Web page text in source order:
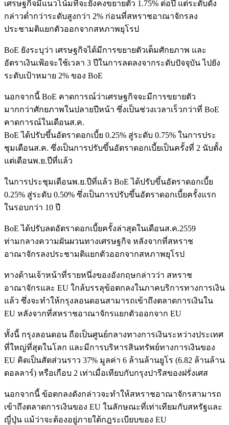
เศรษฐกิจมีแนวโน้มที่จะยังคงขยายตัว 1.75% ต่อปี แต่ระดับดัง
กล่าวต่ำกว่าระดับสูงกว่า 2% ก่อนที่สหราชอาณาจักรลง
ประชามติแยกตัวออกจากสหภาพยุโรป
BoE ยังระบุว่า เศรษฐกิจได้มีการขยายตัวเต็มศักยภาพ และ
อัตราเงินเฟ้อจะใช้เวลา 3 ปีในการลดลงจากระดับปัจจุบัน ไปยัง
ระดับเป้าหมาย 2% ของ BoE
นอกจากนี้ BoE คาดการณ์ว่าเศรษฐกิจจะมีการขยายตัว
มากกว่าศักยภาพในปลายปีหน้า ซึ่งเป็นช่วงเวลาเร็วกว่าที่ BoE
คาดการณ์ในเดือนส.ค.
BoE ได้ปรับขึ้นอัตราดอกเบี้ย 0.25% สู่ระดับ 0.75% ในการประ
ชุมเดือนส.ค. ซึ่งเป็นการปรับขึ้นอัตราดอกเบี้ยเป็นครั้งที่ 2 นับตั้ง
แต่เดือนพ.ย.ปีที่แล้ว
ในการประชุมเดือนพ.ย.ปีที่แล้ว BoE ได้ปรับขึ้นอัตราดอกเบี้ย
0.25% สู่ระดับ 0.50% ซึ่งเป็นการปรับขึ้นอัตราดอกเบี้ยครั้งแรก
ในรอบกว่า 10 ปี
BoE ได้ปรับลดอัตราดอกเบี้ยครั้งล่าสุดในเดือนส.ค.2559
ท่ามกลางความผันผวนทางเศรษฐกิจ หลังจากที่สหราช
อาณาจักรลงประชามติแยกตัวออกจากสหภาพยุโรป
ทางด้านเจ้าหน้าที่รายหนึ่งของอังกฤษกล่าวว่า สหราช
อาณาจักรและ EU ใกล้บรรลุข้อตกลงในภาคบริการทางการเงิน
แล้ว ซึ่งจะทำให้กรุงลอนดอนสามารถเข้าถึงตลาดการเงินใน
EU หลังจากที่สหราชอาณาจักรแยกตัวออกจาก EU
ทั้งนี้ กรุงลอนดอน ถือเป็นศูนย์กลางทางการเงินระหว่างประเทศ
ที่ใหญ่ที่สุดในโลก และมีการบริหารสินทรัพย์ทางการเงินของ
EU คิดเป็นสัดส่วนราว 37% มูลค่า 6 ล้านล้านยูโร (6.82 ล้านล้าน
ดอลลาร์) หรือเกือบ 2 เท่าเมื่อเทียบกับกรุงปารีสของฝรั่งเศส
นอกจากนี้ ข้อตกลงดังกล่าวจะทำให้สหราชอาณาจักรสามารถ
เข้าถึงตลาดการเงินของ EU ในลักษณะที่เท่าเทียมกับสหรัฐและ
ญี่ปุ่น แม้ว่าจะต้องอยู่ภายใต้กฎระเบียบของ EU